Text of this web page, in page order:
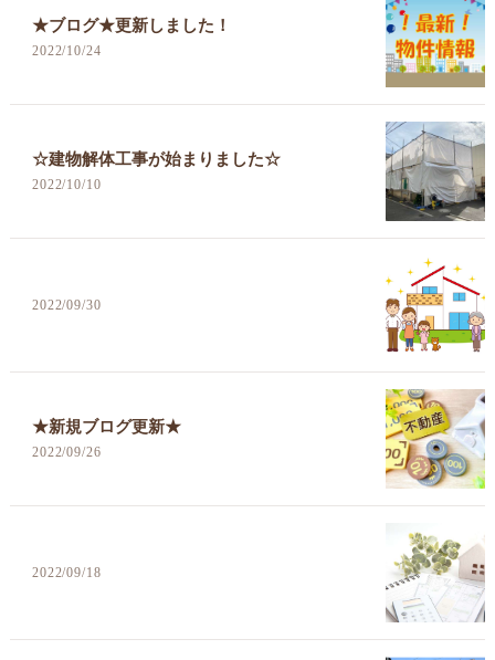
★ブログ★更新しました！
2022/10/24
☆建物解体工事が始まりました☆
2022/10/10
2022/09/30
★新規ブログ更新★
2022/09/26
2022/09/18